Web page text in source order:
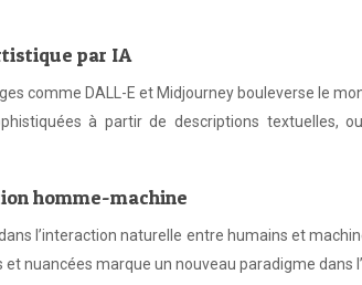
par IA
comme DALL-E et Midjourney bouleverse le
à partir de descriptions textuelles,
homme-machine
l’interaction naturelle entre humains et
nuancées marque un nouveau paradigme dans